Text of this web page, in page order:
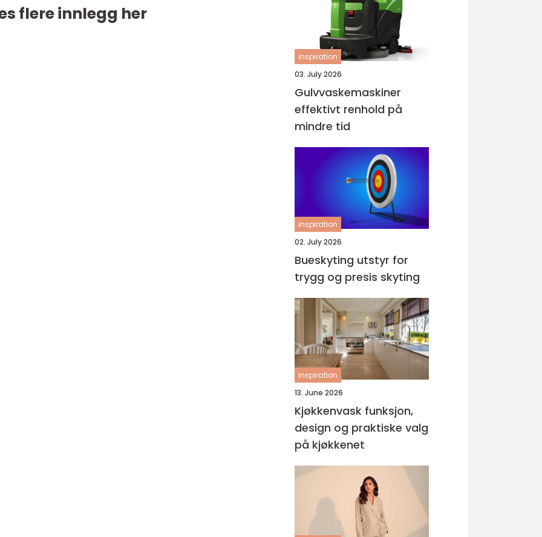
flere innlegg her
inspiration
03. July 2026
Gulvvaskemaskiner
effektivt renhold på
mindre tid
inspiration
02. July 2026
Bueskyting utstyr for
trygg og presis skyting
inspiration
13. June 2026
Kjøkkenvask funksjon,
design og praktiske valg
på kjøkkenet